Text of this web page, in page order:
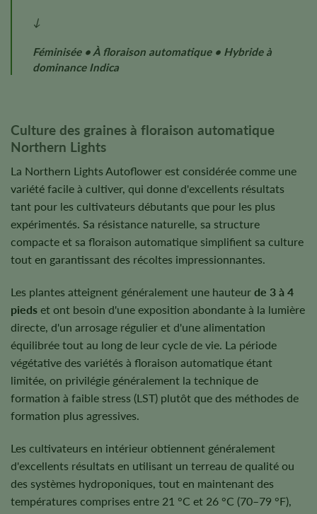
↓
Féminisée • À floraison automatique • Hybride à
dominance Indica
Culture des graines à floraison automatique
Northern Lights
La Northern Lights Autoflower est considérée comme une
variété facile à cultiver, qui donne d'excellents résultats
tant pour les cultivateurs débutants que pour les plus
expérimentés. Sa résistance naturelle, sa structure
compacte et sa floraison automatique simplifient sa culture
tout en garantissant des récoltes impressionnantes.
Les plantes atteignent généralement une hauteur de 3 à 4
pieds et ont besoin d'une exposition abondante à la lumière
directe, d'un arrosage régulier et d'une alimentation
équilibrée tout au long de leur cycle de vie. La période
végétative des variétés à floraison automatique étant
limitée, on privilégie généralement la technique de
formation à faible stress (LST) plutôt que des méthodes de
formation plus agressives.
Les cultivateurs en intérieur obtiennent généralement
d'excellents résultats en utilisant un terreau de qualité ou
des systèmes hydroponiques, tout en maintenant des
températures comprises entre 21 °C et 26 °C (70–79 °F),